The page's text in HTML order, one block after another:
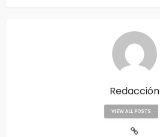
Redacción
VIEW ALL POSTS